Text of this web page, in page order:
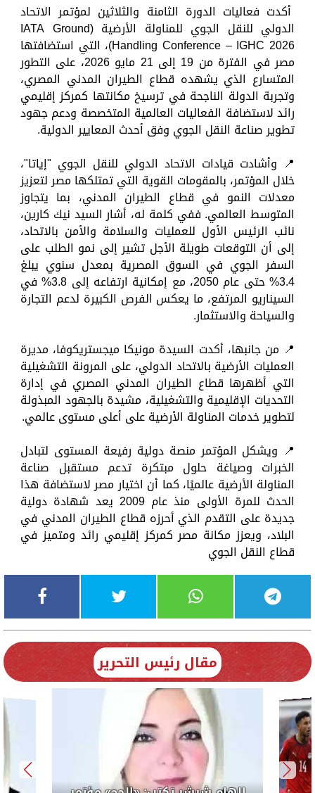
أكدت فعاليات الدورة الثامنة والثلاثين لمؤتمر الاتحاد
الدولي للنقل الجوي للمناولة الأرضية (IATA Ground
Handling Conference – IGHC 2026)، التي استضافتها
مصر في الفترة من 19 إلى 21 مايو 2026، على التطور
المتسارع الذي يشهده قطاع الطيران المدني المصري،
وتجربة الدولة الناجحة في ترسيخ مكانتها كمركز إقليمي
رائد لاستضافة الفعاليات العالمية المتخصصة ودعم جهود
تطوير صناعة النقل الجوي وفق أحدث المعايير الدولية.
📍 وأشادت قيادات الاتحاد الدولي للنقل الجوي "إياتا"،
خلال المؤتمر، بالمقومات القوية التي تمتلكها مصر لتعزيز
معدلات النمو في قطاع الطيران المدني، بما يتجاوز
المتوسط العالمي. ففي كلمة له، أشار السيد نيك كارين،
نائب الرئيس الأول للعمليات والسلامة والأمن بالاتحاد،
إلى أن التوقعات طويلة الأجل تشير إلى نمو الطلب على
السفر الجوي في السوق المصرية بمعدل سنوي يبلغ
3.4% حتى عام 2050، مع إمكانية ارتفاعه إلى 3.8% في
السيناريو المرتفع، ما يعكس الفرص الكبيرة لدعم التجارة
والسياحة والاستثمار.
📍 من جانبها، أكدت السيدة مونيكا ميجستريكوفا، مديرة
العمليات الأرضية بالاتحاد الدولي، على المرونة التشغيلية
التي أظهرها قطاع الطيران المدني المصري في إدارة
التحديات الإقليمية والتشغيلية، مشيدة بالجهود المبذولة
لتطوير خدمات المناولة الأرضية على أعلى مستوى عالمي.
📍 ويشكل المؤتمر منصة دولية رفيعة المستوى لتبادل
الخبرات وصياغة حلول مبتكرة تدعم مستقبل صناعة
المناولة الأرضية عالميًا، كما أن اختيار مصر لاستضافة هذا
الحدث للمرة الأولى منذ عام 2009 يعد شهادة دولية
جديدة على التقدم الذي أحرزه قطاع الطيران المدني في
البلاد، ويعزز مكانة مصر كمركز إقليمي رائد ومتميز في
قطاع النقل الجوي
مقال رئيس التحرير